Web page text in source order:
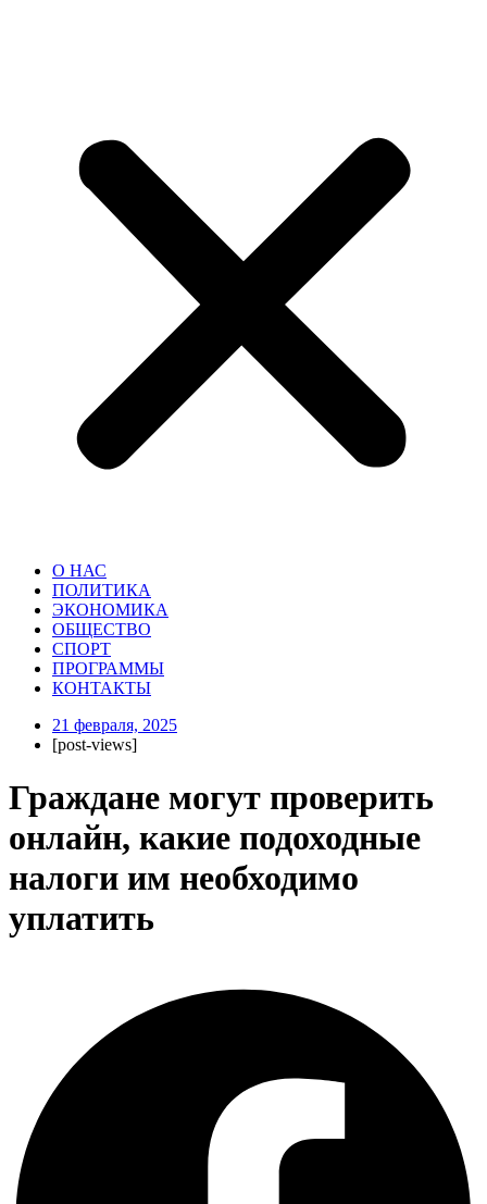
О НАС
ПОЛИТИКА
ЭКОНОМИКА
ОБЩЕСТВО
СПОРТ
ПРОГРАММЫ
КОНТАКТЫ
21 февраля, 2025
[post-views]
Граждане могут проверить
онлайн, какие подоходные
налоги им необходимо
уплатить